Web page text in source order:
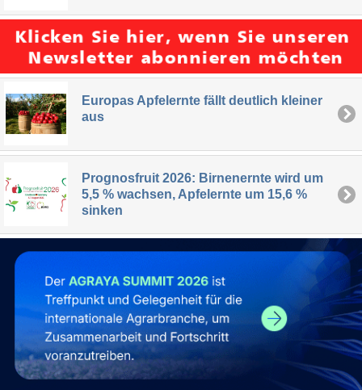
Europas Apfelernte fällt deutlich kleiner
aus
Prognosfruit 2026: Birnenernte wird um
5,5 % wachsen, Apfelernte um 15,6 %
sinken